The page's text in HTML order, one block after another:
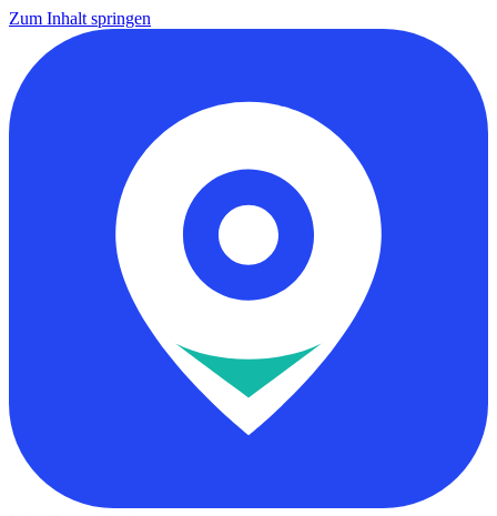
Zum Inhalt springen